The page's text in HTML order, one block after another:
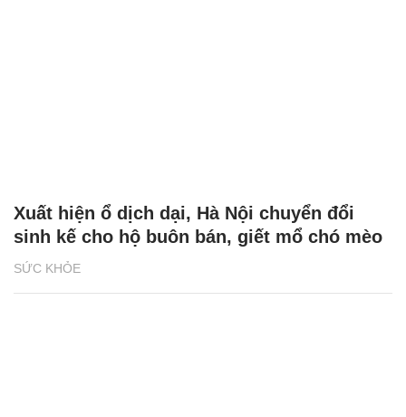
SỨC KHỎE
Xuất hiện ổ dịch dại, Hà Nội chuyển đổi
sinh kế cho hộ buôn bán, giết mổ chó mèo